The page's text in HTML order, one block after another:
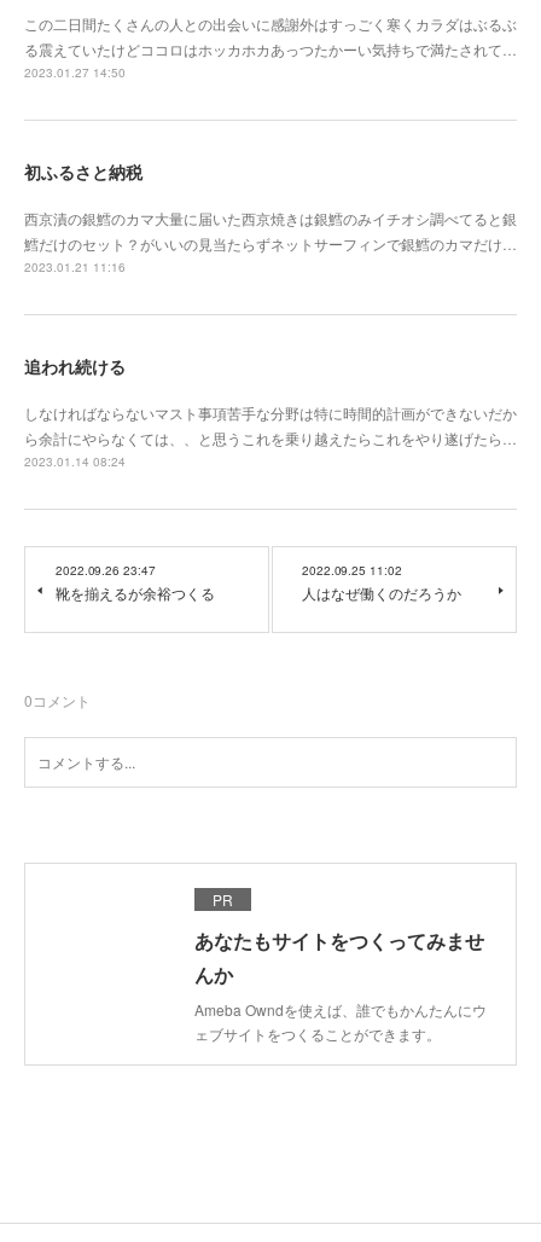
この二日間たくさんの人との出会いに感謝外はすっごく寒くカラダはぶるぶ
る震えていたけどココロはホッカホカあっつたかーい気持ちで満たされて…
2023.01.27 14:50
初ふるさと納税
西京漬の銀鱈のカマ大量に届いた西京焼きは銀鱈のみイチオシ調べてると銀
鱈だけのセット？がいいの見当たらずネットサーフィンで銀鱈のカマだけ…
2023.01.21 11:16
追われ続ける
しなければならないマスト事項苦手な分野は特に時間的計画ができないだか
ら余計にやらなくては、、と思うこれを乗り越えたらこれをやり遂げたら…
2023.01.14 08:24
2022.09.26 23:47
靴を揃えるが余裕つくる
2022.09.25 11:02
人はなぜ働くのだろうか
0コメント
PR
あなたもサイトをつくってみませ
んか
Ameba Owndを使えば、誰でもかんたんにウ
ェブサイトをつくることができます。